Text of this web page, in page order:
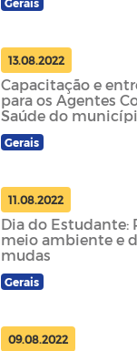
Gerais
13.08.2022
Capacitação e
para os Agentes
Saúde do
Gerais
11.08.2022
Dia do Estudante:
meio ambiente e
mudas
Gerais
09.08.2022